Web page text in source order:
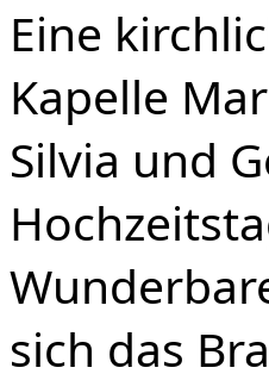
Eine
Kapelle
Silvia und
sich das